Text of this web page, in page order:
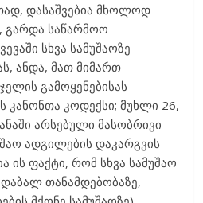
დასაშვებია მხოლოდ
გარდა საწარმოო
სხვა სამუშაოზე
ანდა, მათ მიმართ
გამოყენებისას
კოდექსი; მუხლი 26,
არსებული მასობრივი
ადგილების დაკარგვის
ის ფაქტი, რომ სხვა სამუშაო
თანამდებობაზე,